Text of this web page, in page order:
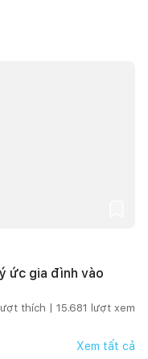
ức gia đình vào
lượt thích | 15.681 lượt xem
Xem tất cả